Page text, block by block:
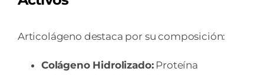
Articolágeno destaca por su composición:
Colágeno Hidrolizado:Proteína